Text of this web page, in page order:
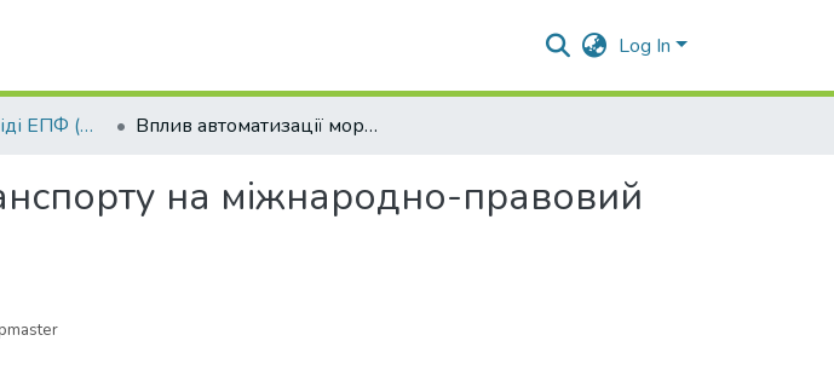
Log In
Статті та доповіді ЕПФ (Правові науки) Вплив автоматизації морського транспорту на міжнародно-правовий статус капітана морського судна
на міжнародно-правовий